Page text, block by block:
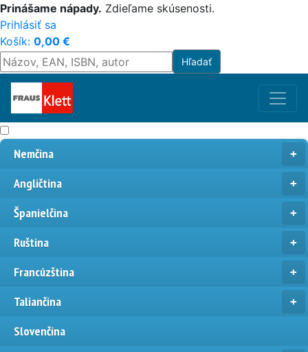
Prinášame nápady. Zdieľame skúsenosti.
Prihlásiť sa
Košík: 0,00 €
Nemčina
Angličtina
Španielčina
Ruština
Francúzština
Taliančina
Slovenčina